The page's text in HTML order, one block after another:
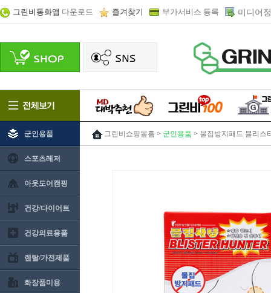
그린비통화앱 다운로드 즐겨찾기 부가서비스 등록 미디어
군인용품
스포츠레저
아웃도어캠핑
건강/다이어트
건강의료용품
렌탈/가전제품
화장품미용
그린비쇼핑몰홈 > 군인용품 > 물집방지패드 블리스